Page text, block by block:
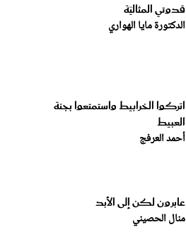
قدوتي المثاليّة
الدكتورة مايا الهواري
اتركوا الخرابيط واستمتعوا بجنة
العبيط
أحمد العرفج
عابرون لكن إلى الأبد
منال الحصيني